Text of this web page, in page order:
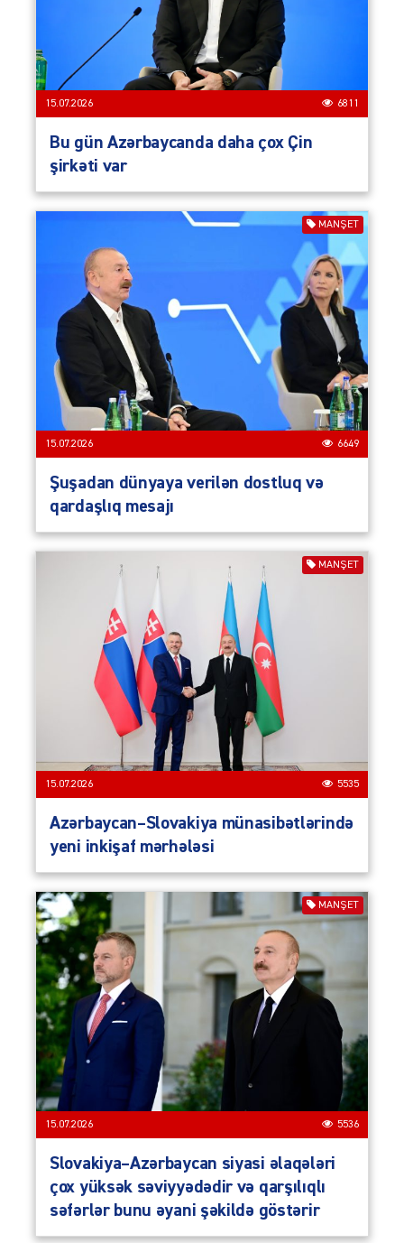
15.07.2026 6811
Bu gün Azərbaycanda daha çox Çin
şirkəti var
MANŞET
15.07.2026 6649
Şuşadan dünyaya verilən dostluq və
qardaşlıq mesajı
MANŞET
15.07.2026 5535
Azərbaycan–Slovakiya münasibətlərində
yeni inkişaf mərhələsi
MANŞET
15.07.2026 5536
Slovakiya–Azərbaycan siyasi əlaqələri
çox yüksək səviyyədədir və qarşılıqlı
səfərlər bunu əyani şəkildə göstərir